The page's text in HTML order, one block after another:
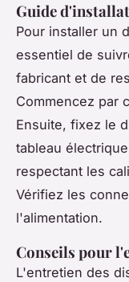
Guide
Pour installer un
essentiel de
fabricant et de
Commencez par
Ensuite, fixez le
tableau
respectant les
Vérifiez les
l'alimentation.
Conseils pour
L'entretien des